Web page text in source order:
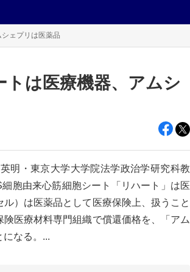
ェプリは医薬品
は医療機器、アムシ
明・東京大学大学院法学政治学研究科教
胞由来心筋細胞シート「リハート」は医
）は医薬品として医療保険上、扱うこと
医療材料専門組織で償還価格を、「アム
になる。...